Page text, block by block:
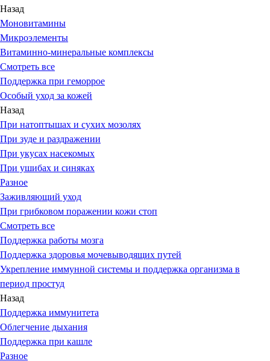
Назад
Моновитамины
Микроэлементы
Витаминно-минеральные комплексы
Смотреть все
Поддержка при геморрое
Особый уход за кожей
Назад
При натоптышах и сухих мозолях
При зуде и раздражении
При укусах насекомых
При ушибах и синяках
Разное
Заживляющий уход
При грибковом поражении кожи стоп
Смотреть все
Поддержка работы мозга
Поддержка здоровья мочевыводящих путей
Укрепление иммунной системы и поддержка организма в
период простуд
Назад
Поддержка иммунитета
Облегчение дыхания
Поддержка при кашле
Разное